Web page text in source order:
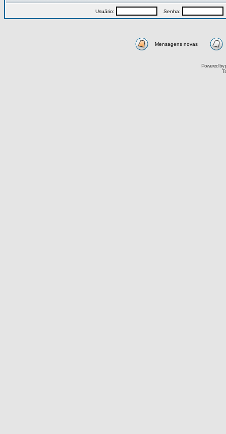
Usuário: Senha:
Mensagens novas
Powered by